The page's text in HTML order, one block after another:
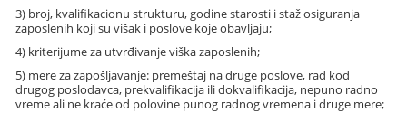
3) broj, kvalifikacionu strukturu, godine starosti i staž osiguranja
zaposlenih koji su višak i poslove koje obavljaju;
4) kriterijume za utvrđivanje viška zaposlenih;
5) mere za zapošljavanje: premeštaj na druge poslove, rad kod
drugog poslodavca, prekvalifikacija ili dokvalifikacija, nepuno radno
vreme ali ne kraće od polovine punog radnog vremena i druge mere;